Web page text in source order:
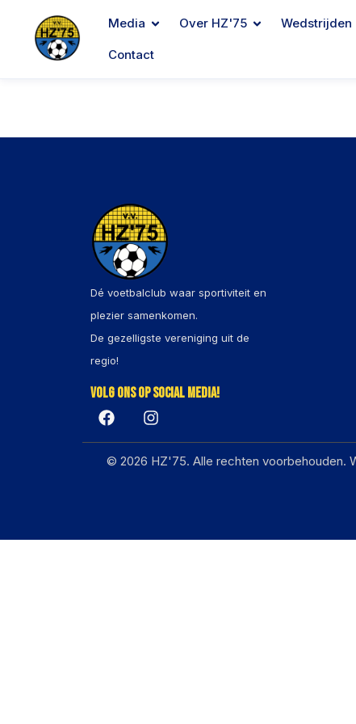
Media Over HZ'75 Wedstrijden
Contact
Dé voetbalclub waar sportiviteit en
plezier samenkomen.
De gezelligste vereniging uit de
regio!
Volg ons op social media!
© 2026 HZ'75. Alle rechten voorbehouden.